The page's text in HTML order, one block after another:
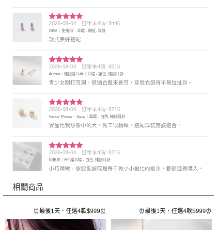
評分5 滿
分 5
2026-08-04 訂單末4碼: 8446
GEM｜免後扣．耳環 - 粉紅, 耳針
款式美好搭配
評分5滿
分 5
2026-08-04 訂單末4碼: 8216
Aurora．純銀養耳棒｜耳環 - 銀色, 純銀耳針
青少女剛打耳洞，很適合戴來養耳，穿脫衣服時不易拉扯到。
評分5 滿
分 5
2026-08-04 訂單末4碼: 8216
Venus' Flower．2way｜耳環 - 白色, 純銀耳針
實品比我想像中的大，做工很精緻，搭配洋裝應該適合。
評分5 滿
分 5
2026-08-04 訂單末4碼: 8216
印象派｜6件組耳環 - 白色, 純銀耳針
小巧精緻，想要低調或是每日做小小變化的戴法，都很值得購入。
相關商品
⏰最後1天．任選4款$999⏰ ⏰最後1天．任選4款$999⏰